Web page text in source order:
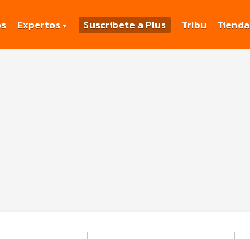
Expertos Suscribete a Plus Tribu Tienda